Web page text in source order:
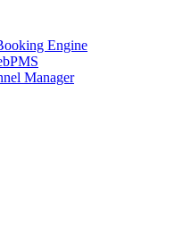
Engine
Manager